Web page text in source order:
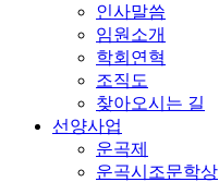
인사말씀
임원소개
학회연혁
조직도
찾아오시는 길
선양사업
운곡제
운곡시조문학상